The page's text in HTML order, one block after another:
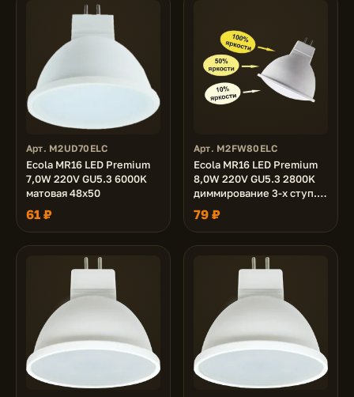
Арт. M2UD70ELC
Ecola MR16 LED Premium
7,0W 220V GU5.3 6000K
матовая 48x50
61 ₽
Арт. M2FW80ELC
Ecola MR16 LED Premium
8,0W 220V GU5.3 2800K
диммирование 3-х ступ.
(100% -50% - 10% )
матовая 48x50
79 ₽